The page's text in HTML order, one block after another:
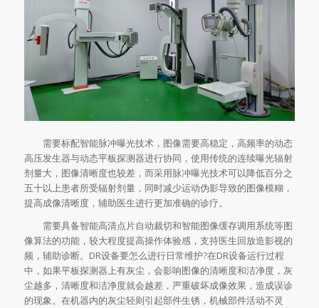
需要标配智能脉冲曝光技术，图像需要高稳定，高频率的动态
高压发生器与动态平板探测器进行协同，使用传统的连续曝光辐射
剂量大，图像清晰度也较差，而采用脉冲曝光技术可以降低百分之
五十以上患者所受辐射剂量，同时减少运动伪影导致的图像模糊，
提高成像清晰度，辅助医生进行更加准确的诊疗。
需要具备智能高清点片自动裁切和智能图像缓存调用系统等图
像算法的功能，较大程度提高操作体验感，支持医生回放造影视的
频，辅助诊断。DR设备要怎么进行日常维护?在DR设备运行过程
中，如果平板探测器上有灰尘，会影响图像的清晰度和洁净度，灰
尘越多，清晰度和洁净度就会越差，严重破坏成像效果，造成误诊
的现象。在机器内的灰尘轻则引起部件生锈，机械部件活动不灵